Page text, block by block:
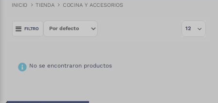
INICIO TIENDA COCINA Y ACCESORIOS
FILTRO
No se encontraron productos